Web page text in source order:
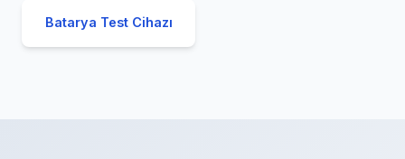
Batarya Test Cihazı